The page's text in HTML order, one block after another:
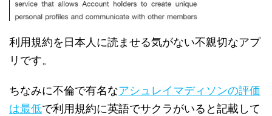
利用規約を日本人に読ませる気がない不親切なアプ
リです。
ちなみに不倫で有名なアシュレイマディソンの評価
は最低で利用規約に英語でサクラがいると記載して